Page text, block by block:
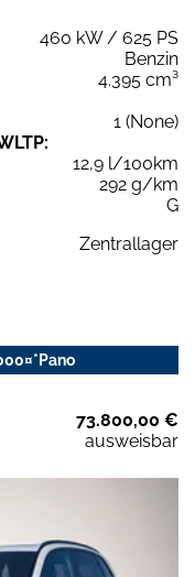
460 kW / 625 PS
Benzin
4.395 cm³
1 (None)
12,9 l/100km
292 g/km
G
Zentrallager
73.800,00 €
ausweisbar